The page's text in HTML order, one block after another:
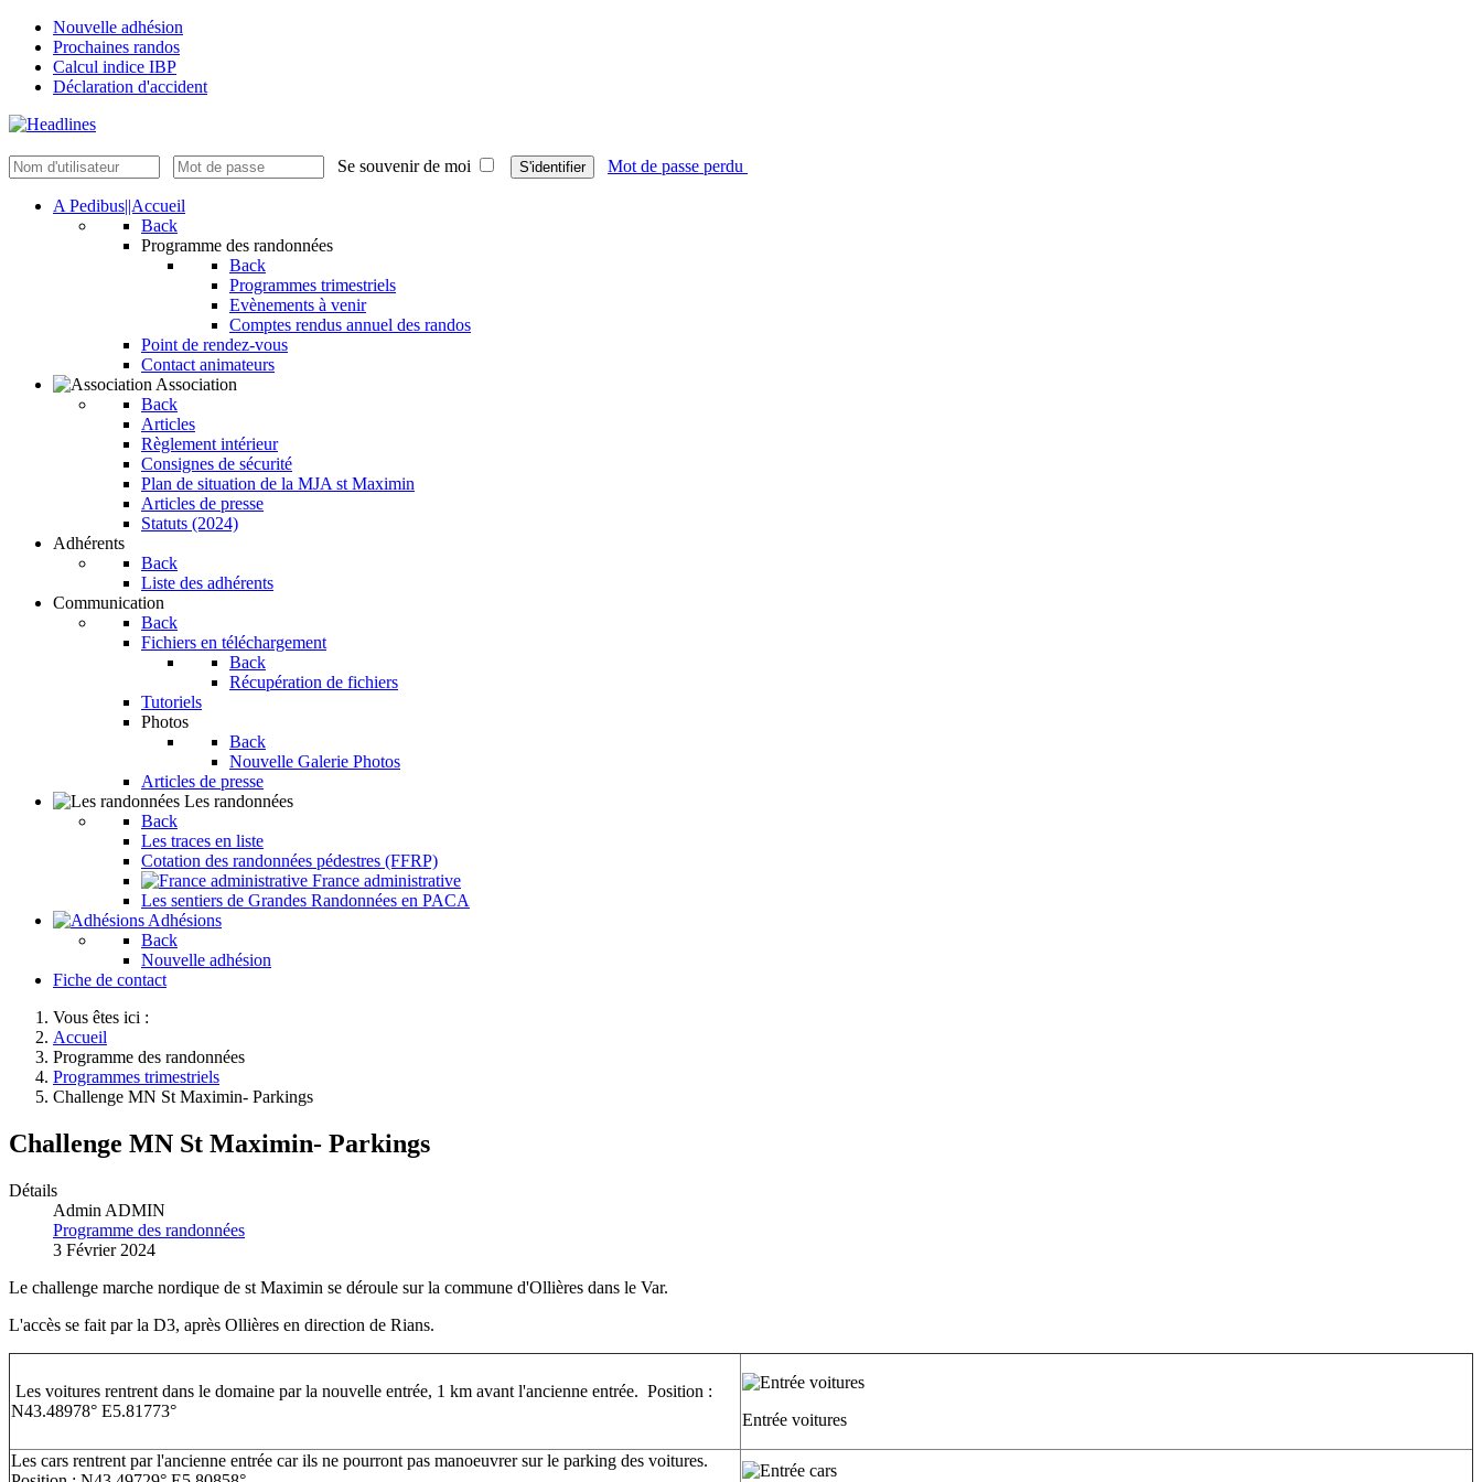
Nouvelle adhésion
Prochaines randos
Calcul indice IBP
Déclaration d'accident
Se souvenir de moi S'identifier Mot de passe perdu
A Pedibus||Accueil
Back
Programme des randonnées
Back
Programmes trimestriels
Evènements à venir
Comptes rendus annuel des randos
Point de rendez-vous
Contact animateurs
Association
Back
Articles
Règlement intérieur
Consignes de sécurité
Plan de situation de la MJA st Maximin
Articles de presse
Statuts (2024)
Adhérents
Back
Liste des adhérents
Communication
Back
Fichiers en téléchargement
Back
Récupération de fichiers
Tutoriels
Photos
Back
Nouvelle Galerie Photos
Articles de presse
Les randonnées
Back
Les traces en liste
Cotation des randonnées pédestres (FFRP)
France administrative
Les sentiers de Grandes Randonnées en PACA
Adhésions
Back
Nouvelle adhésion
Fiche de contact
Vous êtes ici :
Accueil
Programme des randonnées
Programmes trimestriels
Challenge MN St Maximin- Parkings
Challenge MN St Maximin- Parkings
Détails
Admin ADMIN
Programme des randonnées
3 Février 2024
Le challenge marche nordique de st Maximin se déroule sur la commune d'Ollières dans le Var.
L'accès se fait par la D3, après Ollières en direction de Rians.
Les voitures rentrent dans le domaine par la nouvelle entrée, 1 km avant l'ancienne entrée. Position :
N43.48978° E5.81773°
Entrée voitures
Les cars rentrent par l'ancienne entrée car ils ne pourront pas manoeuvrer sur le parking des voitures.